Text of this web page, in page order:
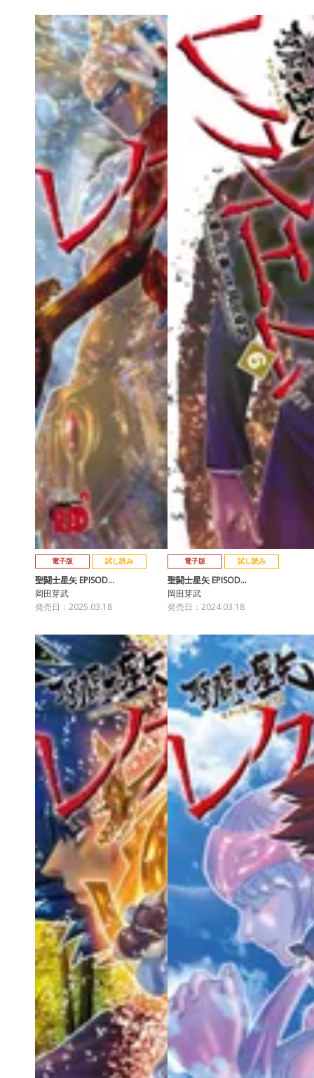
電子版 試し読み
聖闘士星矢 EPISOD…
岡田芽武
発売日：2025.03.18
電子版 試し読み
聖闘士星矢 EPISOD…
岡田芽武
発売日：2024.03.18